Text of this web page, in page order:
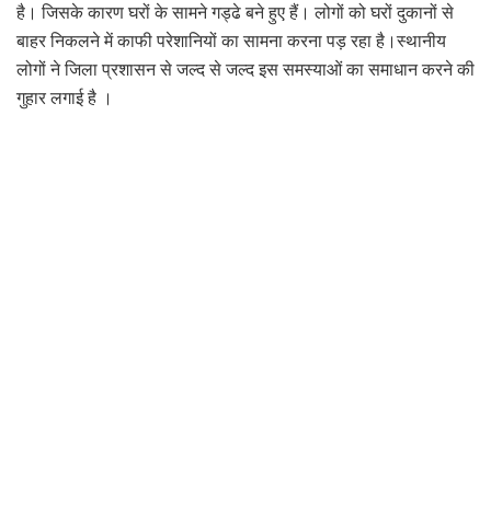
है। जिसके कारण घरों के सामने गड्ढे बने हुए हैं। लोगों को घरों दुकानों से
बाहर निकलने में काफी परेशानियों का सामना करना पड़ रहा है।स्थानीय
लोगों ने जिला प्रशासन से जल्द से जल्द इस समस्याओं का समाधान करने की
गुहार लगाई है ।